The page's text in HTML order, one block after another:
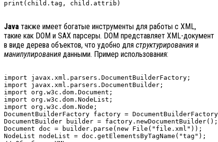
Java также имеет богатые инструменты для работы с XML,
такие как DOM и SAX парсеры. DOM представляет XML-документ
в виде дерева объектов, что удобно для структурирования и
манипулирования данными. Пример использования:
import javax.xml.parsers.DocumentBuilderFactory;
import javax.xml.parsers.DocumentBuilder;
import org.w3c.dom.Document;
import org.w3c.dom.NodeList;
import org.w3c.dom.Node;
DocumentBuilderFactory factory =
DocumentBuilder builder = factory.newDocumentBuilder();
Document doc = builder.parse(new File("file.xml"));
NodeList nodeList = doc.getElementsByTagName("tag");